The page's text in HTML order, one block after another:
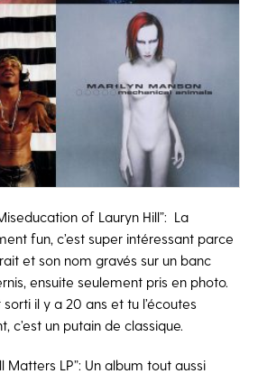
of Lauryn Hill”: La
fun, c’est super intéressant parce
et son nom gravés sur un banc
ensuite seulement pris en photo.
sorti il y a 20 ans et tu l’écoutes
c’est un putain de classique.
Matters LP”: Un album tout aussi